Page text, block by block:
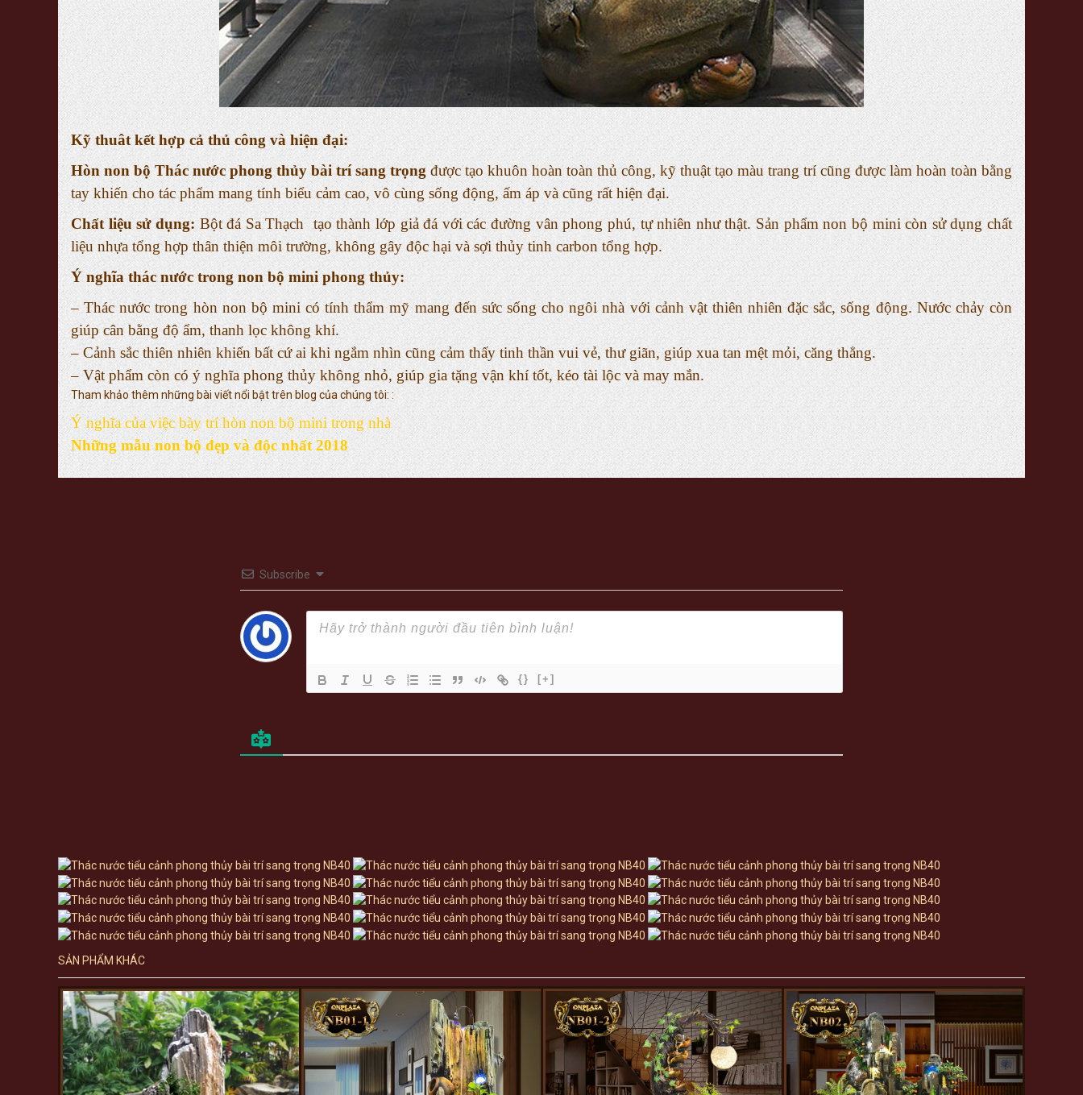
Kỹ thuât kết hợp cả thủ công và hiện đại:
Hòn non bộ Thác nước phong thủy bài trí sang trọng được tạo khuôn hoàn toàn thủ công, kỹ thuật tạo màu trang trí cũng được làm hoàn toàn bằng
tay khiến cho tác phẩm mang tính biểu cảm cao, vô cùng sống động, ấm áp và cũng rất hiện đại.
Chất liệu sử dụng: Bột đá Sa Thạch tạo thành lớp giả đá với các đường vân phong phú, tự nhiên như thật. Sản phẩm non bộ mini còn sử dụng chất
liệu nhựa tổng hợp thân thiện môi trường, không gây độc hại và sợi thủy tinh carbon tổng hợp.
Ý nghĩa thác nước trong non bộ mini phong thủy:
– Thác nước trong hòn non bộ mini có tính thẩm mỹ mang đến sức sống cho ngôi nhà với cảnh vật thiên nhiên đặc sắc, sống động. Nước chảy còn
giúp cân bằng độ ẩm, thanh lọc không khí.
– Cảnh sắc thiên nhiên khiến bất cứ ai khi ngắm nhìn cũng cảm thấy tinh thần vui vẻ, thư giãn, giúp xua tan mệt mỏi, căng thẳng.
– Vật phẩm còn có ý nghĩa phong thủy không nhỏ, giúp gia tặng vận khí tốt, kéo tài lộc và may mắn.
Tham khảo thêm những bài viết nổi bật trên blog của chúng tôi: :
Ý nghĩa của việc bày trí hòn non bộ mini trong nhà
Những mẫu non bộ đẹp và độc nhất 2018
Subscribe
{} [+]
SẢN PHẨM KHÁC